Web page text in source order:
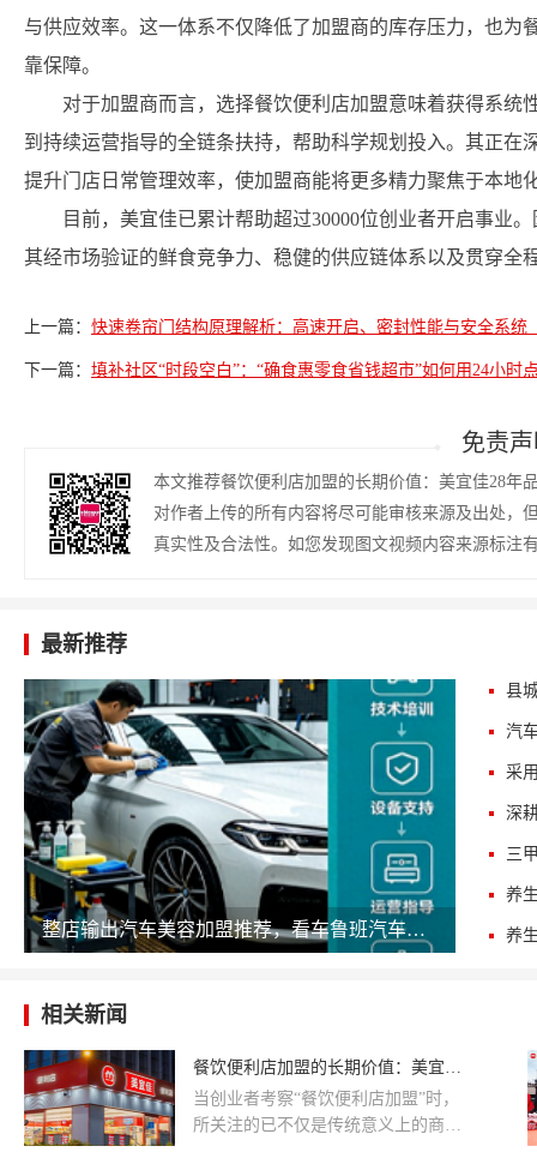
与供应效率。这一体系不仅降低了加盟商的库存压力，也
靠保障。
对于加盟商而言，选择餐饮便利店加盟意味着获得系
到持续运营指导的全链条扶持，帮助科学规划投入。其正
提升门店日常管理效率，使加盟商能将更多精力聚焦于本地
目前，美宜佳已累计帮助超过30000位创业者开启事业
其经市场验证的鲜食竞争力、稳健的供应链体系以及贯穿全
上一篇： 快速卷帘门结构原理解析：高速开启、密封性能与安全系统
下一篇： 填补社区“时段空白”：“确食惠零食省钱超市”如何用24小时
免责
本文推荐餐饮便利店加盟的长期价值：美宜佳28年
对作者上传的所有内容将尽可能审核来源及出处，
真实性及合法性。如您发现图文视频内容来源标注
最新推荐
整店输出汽车美容加盟推荐，看车鲁班汽车美容如何降低开店门槛
三
相关新闻
餐饮便利店加盟的长期价值：美宜佳28年品牌沉淀值得信赖
当创业者考察“餐饮便利店加盟”时，
所关注的已不仅是传统意义上的商品